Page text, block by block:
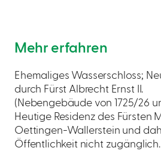
Mehr erfahren
Ehemaliges Wasserschloss;
durch Fürst Albrecht Ernst II.
(Nebengebäude von 1725/26
Heutige Residenz des Fürsten
Oettingen-Wallerstein und
Öffentlichkeit nicht zugänglich.